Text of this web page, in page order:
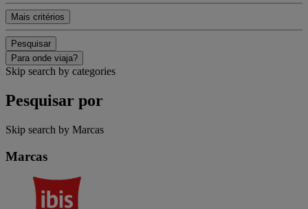
Mais critérios
Pesquisar
Para onde viaja?
Skip search by categories
Pesquisar por
Skip search by Marcas
Marcas